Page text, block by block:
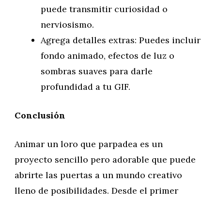
puede transmitir curiosidad o
nerviosismo.
Agrega detalles extras: Puedes incluir
fondo animado, efectos de luz o
sombras suaves para darle
profundidad a tu GIF.
Conclusión
Animar un loro que parpadea es un
proyecto sencillo pero adorable que puede
abrirte las puertas a un mundo creativo
lleno de posibilidades. Desde el primer